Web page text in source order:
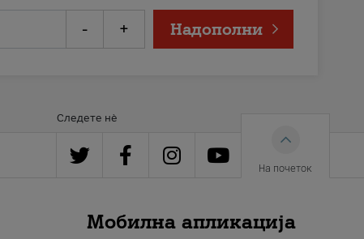
- + Надополни
Следете нè
На почеток
Мобилна апликација